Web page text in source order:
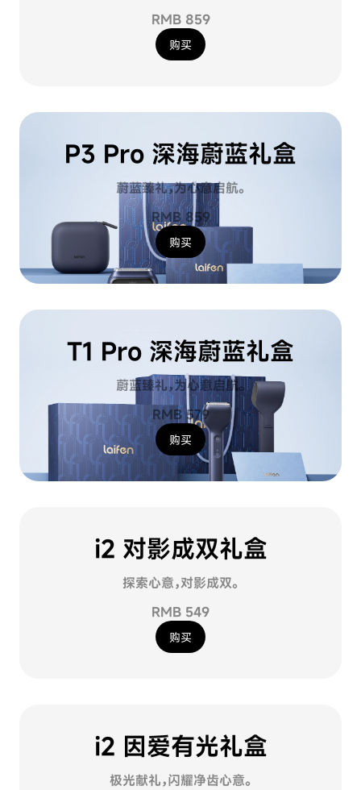
RMB 859
购买
P3 Pro 深海蔚蓝礼盒
蔚蓝臻礼，为心意启航。
RMB 859
购买
T1 Pro 深海蔚蓝礼盒
蔚蓝臻礼，为心意启航。
RMB 579
购买
i2 对影成双礼盒
探索心意，对影成双。
RMB 549
购买
i2 因爱有光礼盒
极光献礼，闪耀净齿心意。